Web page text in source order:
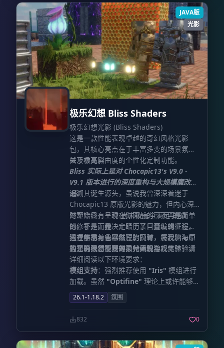
力与沉浸工程将满足你的所有幻想。文明
体验家：如果你想沉下心来，体验从茹毛
饮血到电气时代的完整文明演变过程，这
款整合包将为你提供长达数百小时的深度
游戏体验。 配置建议
适应性与稳定运行。
JAVA版
光影
极乐幻想 Bliss Shaders
极乐幻想光影 (Bliss Shaders)
这是一款性能表现卓越的奇幻风格光影
包，其核心亮点在于丰富多变的场景氛围
以及极高自由度的个性化定制功能。
关于本光影
Bliss 实际上是对 Chocapic13's V9.0 -
V9.1 版本进行的深度重构与大规模魔改作
品。
追溯其诞生源头，虽说我曾深深着迷于
Chocapic13 原版光影的魅力，但内心深
处却始终有一种“尚未被完全满足”的缺
憾。于是，我决定踏上亲自开发的征途，
旨在学习着色器编写的同时，将我脑海中
构想的独特视觉效果付诸现实。
时至今日，呈现在你面前的已不再是简单
的修补，而是一个经历了巨量编辑工程的
独立作品。它已然脱胎换骨，展现出与原
版光影截然不同的独特风貌与视觉体验。
运行需求与兼容性
为了确保您能获得最完美的游戏体验，请
详细阅读以下环境要求：
模组支持：强烈推荐使用 "Iris" 模组进行
加载。虽然 "Optifine" 理论上或许能够
运行，但并不作为首选推荐。
本光影专为Minecraft 1.17.0
量身定制。
：拥有广泛的显卡兼
容性，无论是
Nvidia
26.1-1.18.2 氛围
832 0